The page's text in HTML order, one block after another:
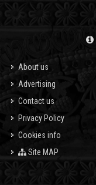
About us
Advertising
Contact us
Privacy Policy
Cookies info
Site MAP